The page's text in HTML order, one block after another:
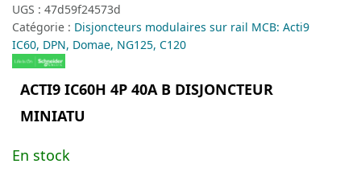
UGS : 47d59f24573d
Catégorie : Disjoncteurs modulaires sur rail MCB: Acti9
IC60, DPN, Domae, NG125, C120
ACTI9 IC60H 4P 40A B DISJONCTEUR
MINIATU
En stock